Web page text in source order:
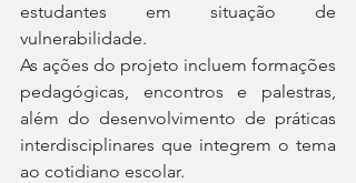
estudantes em situação de
vulnerabilidade.
As ações do projeto incluem formações
pedagógicas, encontros e palestras,
além do desenvolvimento de práticas
interdisciplinares que integrem o tema
ao cotidiano escolar.